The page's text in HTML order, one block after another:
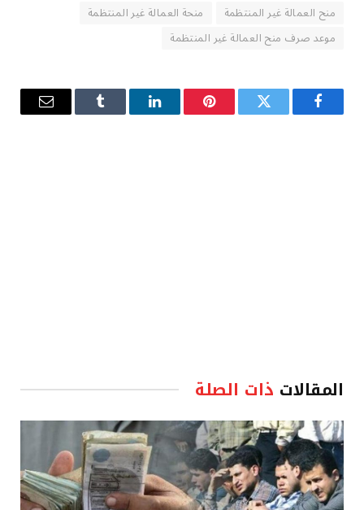
منح العمالة غير المنتظمة
منحة العمالة غير المنتظمة
موعد صرف منح العمالة غير المنتظمة
فيسبوك تويتر بينتيريستلينكدإن Tumblr
البريد
المقالات ذات الصلة